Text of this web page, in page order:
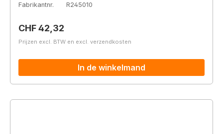
Fabrikantnr.
R245010
Normale prijs:
CHF 42,32
Prijzen excl. BTW en excl. verzendkosten
In de winkelmand